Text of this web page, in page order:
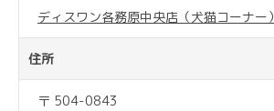
ディスワン各務原中央店（犬猫コーナー）
住所
〒 504-0843